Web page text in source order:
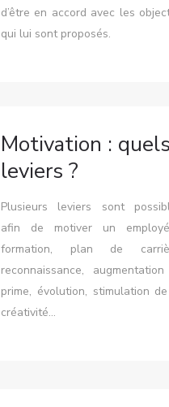
d’être en accord avec les
qui lui sont proposés.
Motivation : quels
leviers ?
Plusieurs leviers sont
afin de motiver un
formation, plan de
reconnaissance,
prime, évolution, stimulation
créativité…